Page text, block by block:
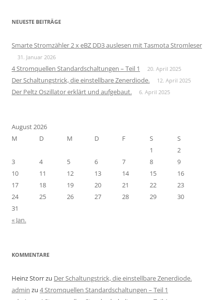
NEUESTE BEITRÄGE
Smarte Stromzähler 2 x eBZ DD3 auslesen mit Tasmota Stromleser
31. Januar 2026
4 Stromquellen Standardschaltungen – Teil 1 20. April 2025
Der Schaltungstrick, die einstellbare Zenerdiode. 12. April 2025
Der Peltz Oszillator erklärt und aufgebaut. 6. April 2025
August 2026
M
D M D F S
S
1
2
3
4 5 6 7 8
9
10
11 12 13 14 15
16
17
18 19 20 21 22
23
24
25 26 27 28 29
30
31
« Jan.
KOMMENTARE
Heinz Storrzu Der Schaltungstrick, die einstellbare Zenerdiode.
admin zu 4 Stromquellen Standardschaltungen – Teil 1